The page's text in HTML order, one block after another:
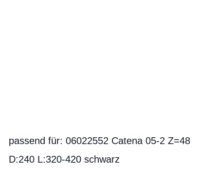
passend für: 06022552 Catena 05-2 Z=48
D:240 L:320-420 schwarz